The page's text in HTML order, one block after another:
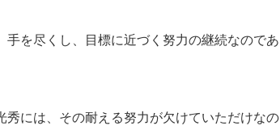
を尽くし、目標に近づく努力の継続なのであ
には、その耐える努力が欠けていただけなの